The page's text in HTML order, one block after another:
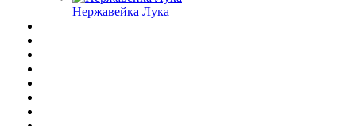
Нержавейка Лука